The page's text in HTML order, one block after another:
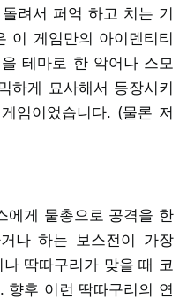
려서 퍼억 하고 치는 기
이 게임만의 아이덴티티
테마로 한 악어나 스모
하게 묘사해서 등장시키
임이었습니다. (물론 저
게 물총으로 공격을 한
나 하는 보스전이 가장
딱따구리가 맞을 때 코
향후 이런 딱따구리의 연